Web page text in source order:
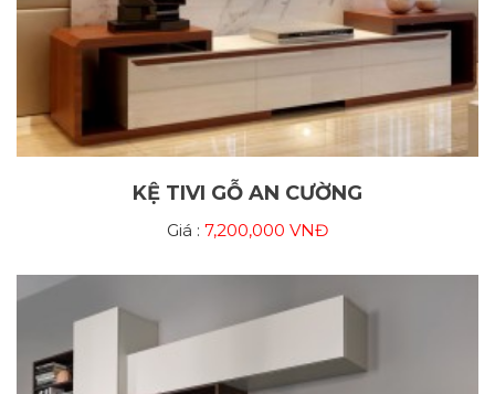
KỆ TIVI GỖ AN CƯỜNG
Giá : 7,200,000 VNĐ